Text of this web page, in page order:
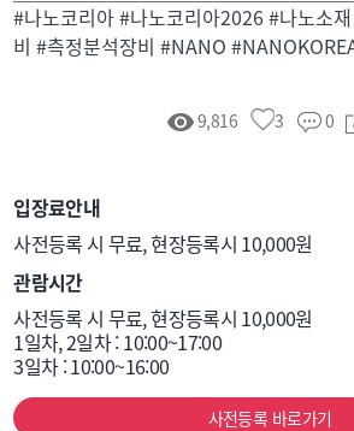
#나노코리아 #나노코리아2026 #나노소
비 #측정분석장비 #NANO
9,816 3 0
입장료안내
사전등록 시 무료, 현장등록시 10,000원
관람시간
사전등록 시 무료, 현장등록시 10,000원
1일차, 2일차 : 10:00~17:00
3일차 : 10:00~16:00
사전등록 바로가기